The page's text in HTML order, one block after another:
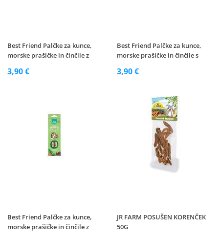
Best Friend Palčke za kunce,
morske prašičke in činčile z
3,90 €
Best Friend Palčke za kunce,
morske prašičke in činčile s
3,90 €
Best Friend Palčke za kunce,
morske prašičke in činčile z
JR FARM POSUŠEN KORENČEK
50G